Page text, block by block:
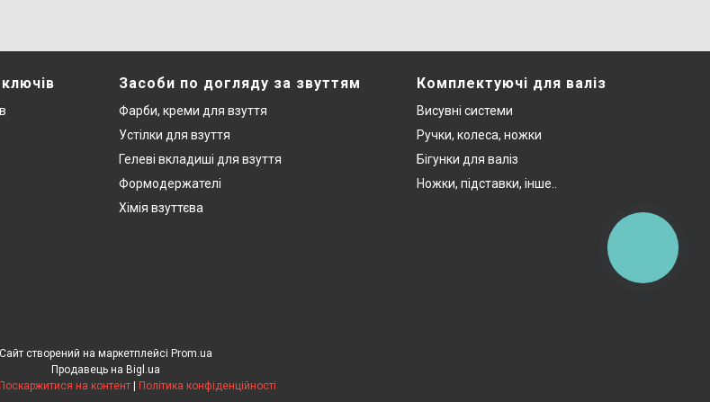
Засоби по догляду за звуттям
Фарби, креми для взуття
Устілки для взуття
Гелеві вкладиші для взуття
Формодержателі
Хімія взуттєва
Комплектуючі для валіз
Висувні системи
Ручки, колеса, ножки
Бігунки для валіз
Ножки, підставки, інше..
Сайт створений на маркетплейсі Prom.ua
Продавець на Bigl.ua
на контент | Політика конфіденційності